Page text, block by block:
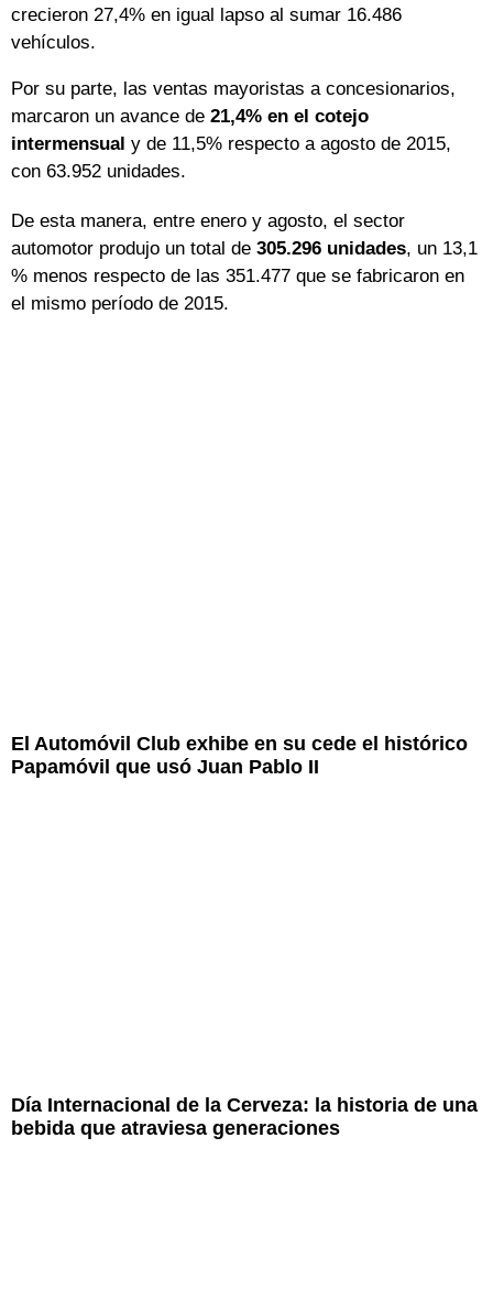
crecieron 27,4% en igual lapso al sumar 16.486
vehículos.
Por su parte, las ventas mayoristas a concesionarios,
marcaron un avance de 21,4% en el cotejo
intermensual y de 11,5% respecto a agosto de 2015,
con 63.952 unidades.
De esta manera, entre enero y agosto, el sector
automotor produjo un total de 305.296 unidades, un 13,1
% menos respecto de las 351.477 que se fabricaron en
el mismo período de 2015.
El Automóvil Club exhibe en su cede el histórico
Papamóvil que usó Juan Pablo II
Día Internacional de la Cerveza: la historia de una
bebida que atraviesa generaciones